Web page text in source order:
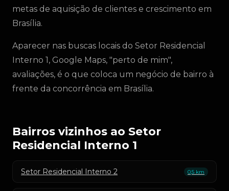
metas de aquisição de clientes e crescimento em
Brasília.
Aparecer nas buscas locais do Setor Residencial
Interno 1, Google Maps, "perto de mim",
avaliações, é o que coloca um negócio de bairro à
frente da concorrência em Brasília.
Bairros vizinhos ao Setor
Residencial Interno 1
Setor Residencial Interno 2 0,5 km